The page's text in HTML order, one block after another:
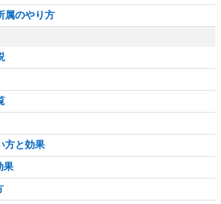
属のやり方
方と効果
果